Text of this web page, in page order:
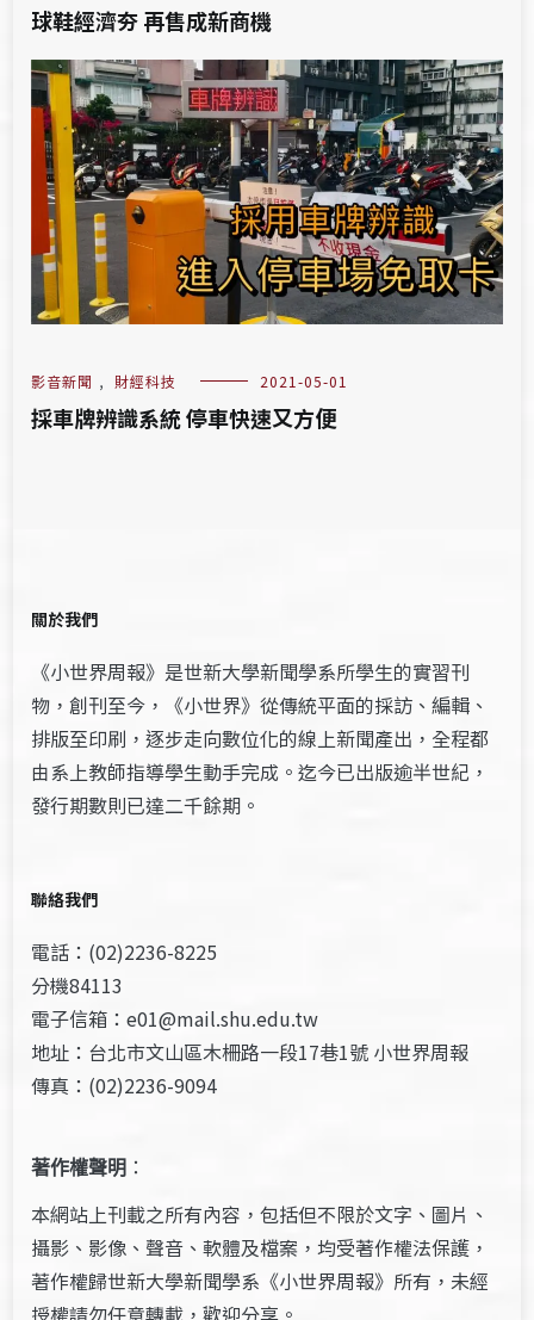
球鞋經濟夯 再售成新商機
影音新聞 , 財經科技 2021-05-01
採車牌辨識系統 停車快速又方便
關於我們
《小世界周報》是世新大學新聞學系所學生的實習刊
物，創刊至今，《小世界》從傳統平面的採訪、編輯、
排版至印刷，逐步走向數位化的線上新聞產出，全程都
由系上教師指導學生動手完成。迄今已出版逾半世紀，
發行期數則已達二千餘期。
聯絡我們
電話：(02)2236-8225
分機84113
電子信箱：e01@mail.shu.edu.tw
地址：台北市文山區木柵路一段17巷1號 小世界周報
傳真：(02)2236-9094
著作權聲明 ：
本網站上刊載之所有內容，包括但不限於文字、圖片、
攝影、影像、聲音、軟體及檔案，均受著作權法保護，
著作權歸世新大學新聞學系《小世界周報》所有，未經